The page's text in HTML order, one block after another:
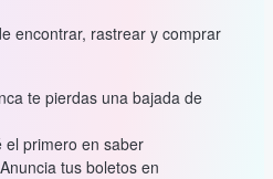
encontrar, rastrear y comprar
te pierdas una bajada de
el primero en saber
Anuncia tus boletos en